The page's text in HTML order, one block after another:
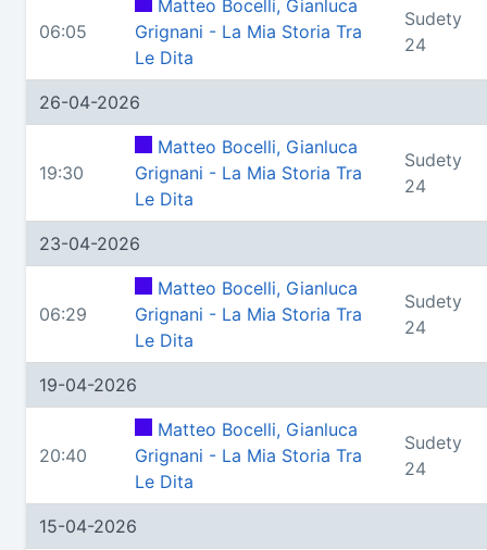
06:05
Matteo Bocelli, Gianluca
Grignani - La Mia Storia Tra
Le Dita
Sudety
24
26-04-2026
19:30
Matteo Bocelli, Gianluca
Grignani - La Mia Storia Tra
Le Dita
Sudety
24
23-04-2026
06:29
Matteo Bocelli, Gianluca
Grignani - La Mia Storia Tra
Le Dita
Sudety
24
19-04-2026
20:40
Matteo Bocelli, Gianluca
Grignani - La Mia Storia Tra
Le Dita
Sudety
24
15-04-2026